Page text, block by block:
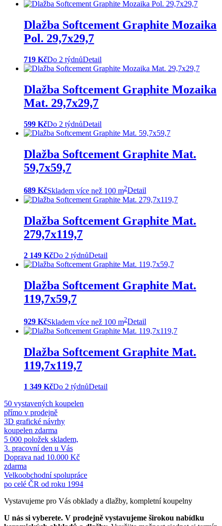
Dlažba Softcement Graphite Mozaika
Pol. 29,7x29,7
719 KčDo 2 týdnůDetail
Dlažba Softcement Graphite Mozaika
Mat. 29,7x29,7
599 KčDo 2 týdnůDetail
Dlažba Softcement Graphite Mat.
59,7x59,7
689 KčSkladem více než 100 m2Detail
Dlažba Softcement Graphite Mat.
279,7x119,7
2 149 KčDo 2 týdnůDetail
Dlažba Softcement Graphite Mat.
119,7x59,7
929 KčSkladem více než 100 m2Detail
Dlažba Softcement Graphite Mat.
119,7x119,7
1 349 KčDo 2 týdnůDetail
50 vystavených koupelen
přímo v prodejně
3D grafické návrhy
koupelen zdarma
5 000 položek skladem,
3. pracovní den u Vás
Doprava nad 10.000 Kč
zdarma
Velkoobchodní spolupráce
po celé ČR od roku 1994
Vystavujeme pro Vás obklady a dlažby, kompletní koupelny
U nás si vyberete. V prodejně vystavujeme širokou nabídku